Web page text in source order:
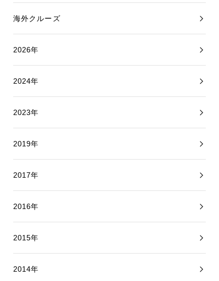
海外クルーズ
2026年
2024年
2023年
2019年
2017年
2016年
2015年
2014年